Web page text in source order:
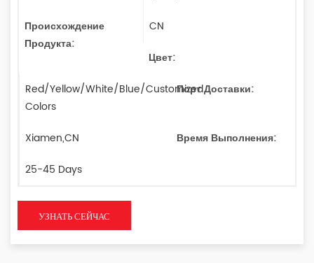
Происхождение
Продукта:
CN
Цвет:
Red/Yellow/White/Blue/Customized
Colors
Порт Доставки:
Xiamen,CN
Время Выполнения:
25-45 Days
УЗНАТЬ СЕЙЧАС